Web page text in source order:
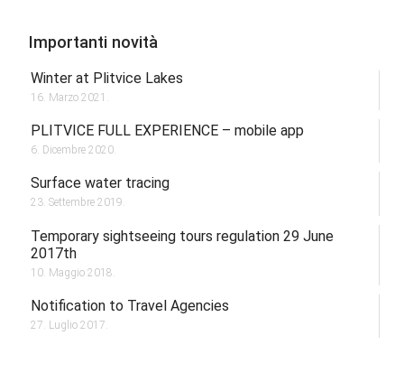
Importanti novità
Winter at Plitvice Lakes
16. Marzo 2021.
PLITVICE FULL EXPERIENCE – mobile app
6. Dicembre 2020.
Surface water tracing
23. Settembre 2019.
Temporary sightseeing tours regulation 29 June
2017th
10. Maggio 2018.
Notification to Travel Agencies
27. Luglio 2017.